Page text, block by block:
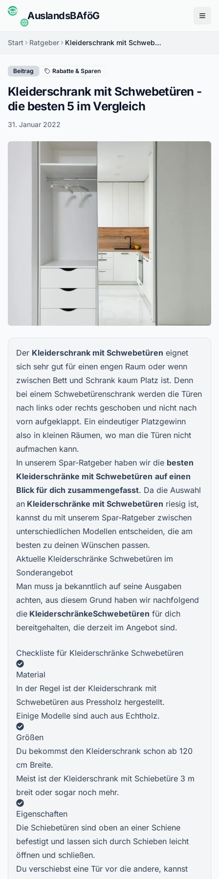
AuslandsBAföG
Start Ratgeber Kleiderschrank mit Schwebetüren - die besten 5 im Vergleich
Beitrag Rabatte & Sparen
Kleiderschrank mit Schwebetüren -
die besten 5 im Vergleich
31. Januar 2022
Der Kleiderschrank mit Schwebetüren eignet
sich sehr gut für einen engen Raum oder wenn
zwischen Bett und Schrank kaum Platz ist. Denn
bei einem Schwebetürenschrank werden die Türen
nach links oder rechts geschoben und nicht nach
vorn aufgeklappt. Ein eindeutiger Platzgewinn
also in kleinen Räumen, wo man die Türen nicht
aufmachen kann.
In unserem Spar-Ratgeber haben wir die besten
Kleiderschränke mit Schwebetüren auf einen
Blick für dich zusammengefasst. Da die Auswahl
an Kleiderschränke mit Schwebetüren riesig ist,
kannst du mit unserem Spar-Ratgeber zwischen
unterschiedlichen Modellen entscheiden, die am
besten zu deinen Wünschen passen.
Aktuelle Kleiderschränke Schwebetüren im
Sonderangebot
Man muss ja bekanntlich auf seine Ausgaben
achten, aus diesem Grund haben wir nachfolgend
die KleiderschränkeSchwebetüren für dich
bereitgehalten, die derzeit im Angebot sind.
Checkliste für Kleiderschränke Schwebetüren
Material
In der Regel ist der Kleiderschrank mit
Schwebetüren aus Pressholz hergestellt.
Einige Modelle sind auch aus Echtholz.
Größen
Du bekommst den Kleiderschrank schon ab 120
cm Breite.
Meist ist der Kleiderschrank mit Schiebetüre 3 m
breit oder sogar noch mehr.
Eigenschaften
Die Schiebetüren sind oben an einer Schiene
befestigt und lassen sich durch Schieben leicht
öffnen und schließen.
Du verschiebst eine Tür vor die andere, kannst